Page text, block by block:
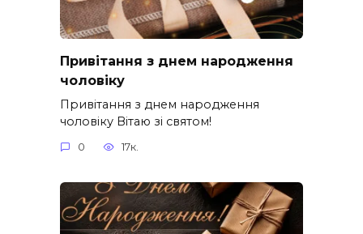
Привітання з днем народження
чоловіку
Привітання з днем народження
чоловіку Вітаю зі святом!
0 17к.